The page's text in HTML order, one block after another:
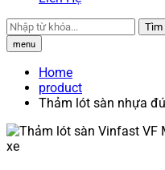
Tìm
menu
Home
product
Thảm lót sàn nhựa